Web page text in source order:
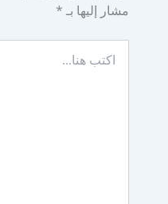
مشار إليها بـ *
هنا...